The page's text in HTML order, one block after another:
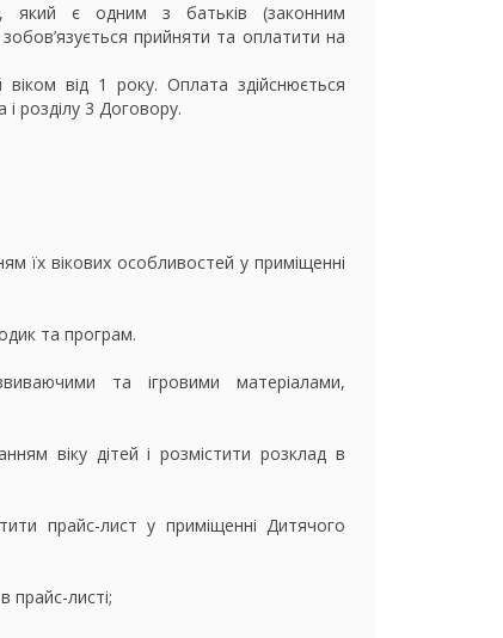
який є одним з батьків (законним
прийняти та оплатити на
віком від 1 року. Оплата здійснюється
розділу 3 Договору.
їх вікових особливостей у приміщенні
та програм.
та ігровими матеріалами,
віку дітей і розмістити розклад в
прайс-лист у приміщенні Дитячого
прайс-листі;